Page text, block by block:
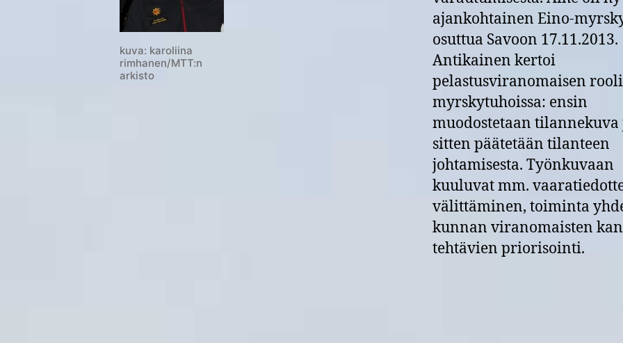
kuva: karoliina
rimhanen/MTT:n
arkisto
ajankohtainen Eino-
osuttua Savoon 17.11.2013.
Antikainen kertoi
pelastusviranomaisen
myrskytuhoissa: ensin
muodostetaan tilannekuva
sitten päätetään tilanteen
johtamisesta. Työnkuvaan
kuuluvat mm.
välittäminen, toiminta
kunnan viranomaisten
tehtävien priorisointi.